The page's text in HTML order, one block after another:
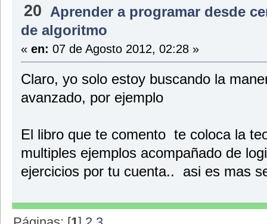
20 Aprender a programar desde
de algoritmo
« en: 07 de Agosto 2012, 02:28 »
Claro, yo solo estoy buscando la
avanzado, por ejemplo
El libro que te comento te coloca la
multiples ejemplos acompañado de
ejercicios por tu cuenta.. asi es mas